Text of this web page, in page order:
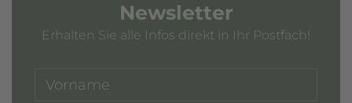
Newsletter
Erhalten Sie alle Infos direkt in Ihr Postfach!